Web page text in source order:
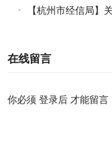
报工作启动
【杭州市经信局】
在线留言
你必须登录后 才能留言